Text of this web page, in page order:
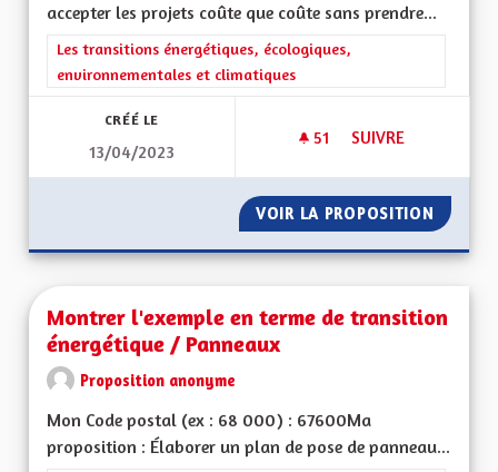
accepter les projets coûte que coûte sans prendre...
Filtrer les résultats de la catégorie : Les transitions
Les transitions énergétiques, écologiques,
environnementales et climatiques
CRÉÉ LE
13/04/2023
51 51 ABONNÉS
SUIVRE
VOIR LA PROPOSITION NE
Montrer l'exemple en terme de transition
énergétique / Panneaux
Proposition anonyme
Mon Code postal (ex : 68 000) : 67600Ma
proposition : Élaborer un plan de pose de panneau...